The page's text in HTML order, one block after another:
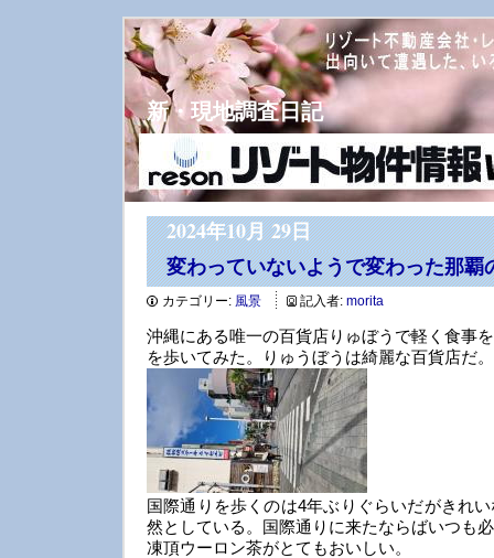
新・現地調査日記
2024年10月 29日
変わっていないようで変わった那覇
カテゴリー: 風景 記入者: morita
沖縄にある唯一の百貨店りゅぼうで軽く食事
を歩いてみた。りゅうぼうは綺麗な百貨店だ。
国際通りを歩くのは4年ぶりぐらいだがきれ
然としている。国際通りに来たならばいつも
凍頂ウーロン茶がとてもおいしい。